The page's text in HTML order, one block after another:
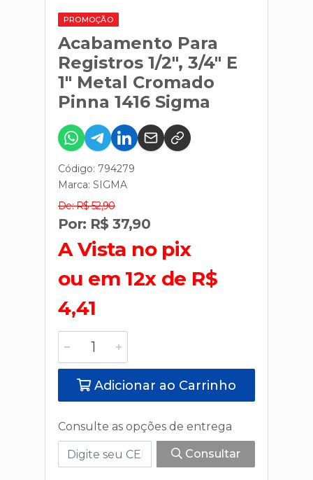
PROMOÇÃO
Acabamento Para
Registros 1/2", 3/4" E
1" Metal Cromado
Pinna 1416 Sigma
Código: 794279
Marca: SIGMA
De: R$ 52,90
Por: R$ 37,90
A Vista no pix
ou em 12x de R$
4,41
Adicionar ao Carrinho
Consulte as opções de entrega
Consultar